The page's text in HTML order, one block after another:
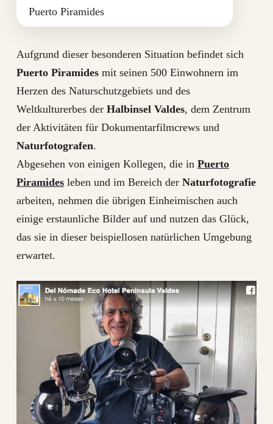
Puerto Piramides
Aufgrund dieser besonderen Situation befindet sich
Puerto Piramidesmit seinen 500 Einwohnern im
Herzen des Naturschutzgebiets und des
Weltkulturerbes der Halbinsel Valdes, dem Zentrum
der Aktivitäten für Dokumentarfilmcrews und
Naturfotografen.
Abgesehen von einigen Kollegen, die in Puerto
Piramidesleben und im Bereich der Naturfotografie
arbeiten, nehmen die übrigen Einheimischen auch
einige erstaunliche Bilder auf und nutzen das Glück,
das sie in dieser beispiellosen natürlichen Umgebung
erwartet.